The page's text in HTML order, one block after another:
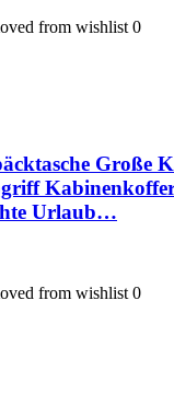
from wishlist 0
Große
Urlaub…
from wishlist 0